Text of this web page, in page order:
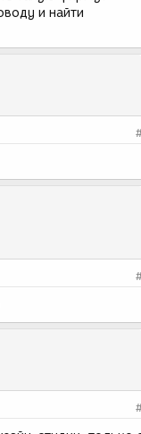
и найти